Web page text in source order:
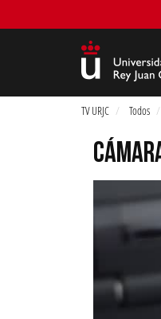
TV URJC Todos